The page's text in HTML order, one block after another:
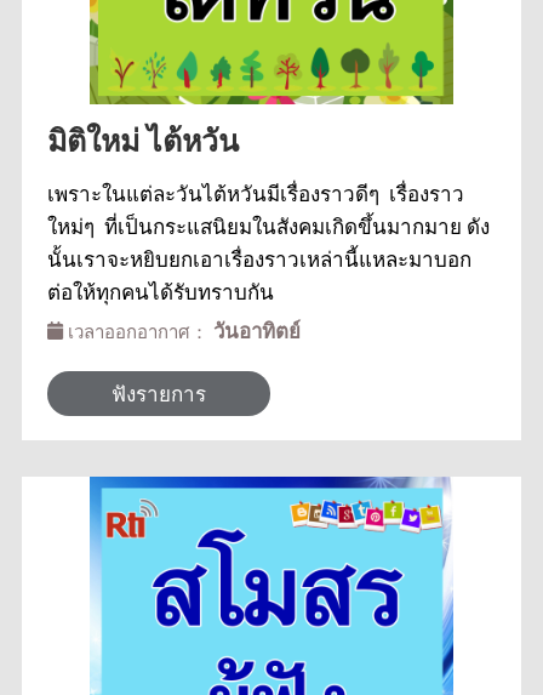
มิติใหม่ ไต้หวัน
เพราะในแต่ละวันไต้หวันมีเรื่องราวดีๆ เรื่องราว
ใหม่ๆ ที่เป็นกระแสนิยมในสังคมเกิดขึ้นมากมาย ดัง
นั้นเราจะหยิบยกเอาเรื่องราวเหล่านี้แหละมาบอก
เวลาออกอากาศ： วันอาทิตย์
ฟังรายการ